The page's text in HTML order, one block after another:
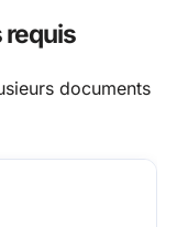
requis
documents